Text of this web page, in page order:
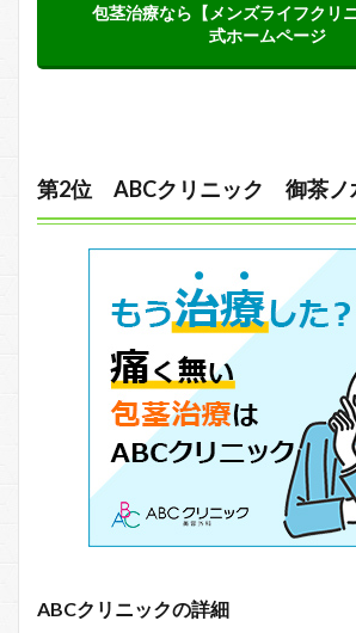
包茎治療なら【メンズライフク
式ホームページ
第2位 ABCクリニック 御茶ノ
ABCクリニックの詳細